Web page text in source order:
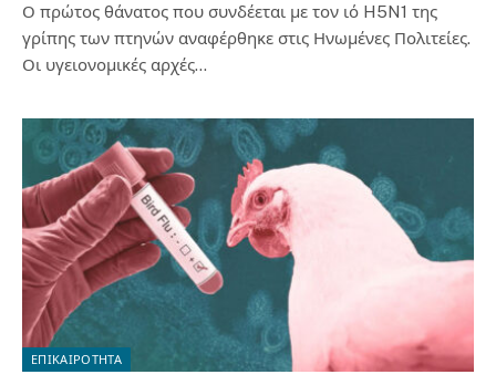
Ο πρώτος θάνατος που συνδέεται με τον ιό H5N1 της
γρίπης των πτηνών αναφέρθηκε στις Ηνωμένες Πολιτείες.
Οι υγειονομικές αρχές…
ΕΠΙΚΑΙΡΟΤΗΤΑ